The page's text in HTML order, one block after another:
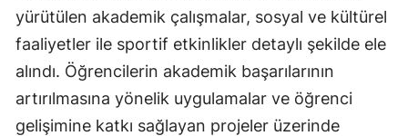
yürütülen akademik çalışmalar, sosyal ve kültürel
faaliyetler ile sportif etkinlikler detaylı şekilde ele
alındı. Öğrencilerin akademik başarılarının
artırılmasına yönelik uygulamalar ve öğrenci
gelişimine katkı sağlayan projeler üzerinde